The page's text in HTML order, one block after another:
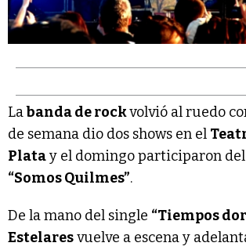
Labanda de rockvolvió al ruedo
de semana dio dos shows en el
Platay el domingo participaron
“Somos Quilmes”.
De la mano del single “Tiempos
Estelaresvuelve a escena y